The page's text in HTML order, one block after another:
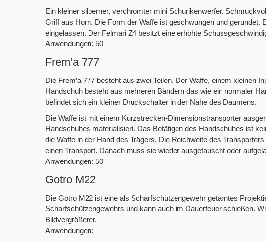
Ein kleiner silberner, verchromter mini Schurikenwerfer.
Griff aus Horn. Die Form der Waffe ist geschwungen und gerundet.
eingelassen. Der Felmari Z4 besitzt eine erhöhte
Anwendungen: 50
Frem’a 777
Die Frem’a 777 besteht aus zwei Teilen. Der Waffe, einem kleinen
Handschuh besteht aus mehreren Bändern das wie ein normaler
befindet sich ein kleiner Druckschalter in der Nähe des Daumens.
Die Waffe ist mit einem Kurzstrecken-Dimensionstransporter
Handschuhes materialisiert. Das Betätigen des Handschuhes ist
die Waffe in der Hand des Trägers. Die Reichweite des
einen Transport. Danach muss sie wieder ausgetauscht oder
Anwendungen: 50
Gotro M22
Die Gotro M22 ist eine als Scharfschützengewehr getarntes
Scharfschützengewehrs und kann auch im Dauerfeuer schießen.
Bildvergrößerer.
Anwendungen: –